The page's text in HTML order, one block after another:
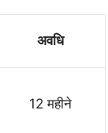
अवधि
12 महीने